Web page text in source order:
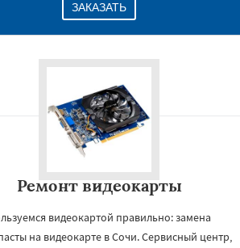
ЗАКАЗАТЬ
Ремонт видеокарты
видеокартой правильно: замена
на видеокарте в Сочи. Сервисный центр,